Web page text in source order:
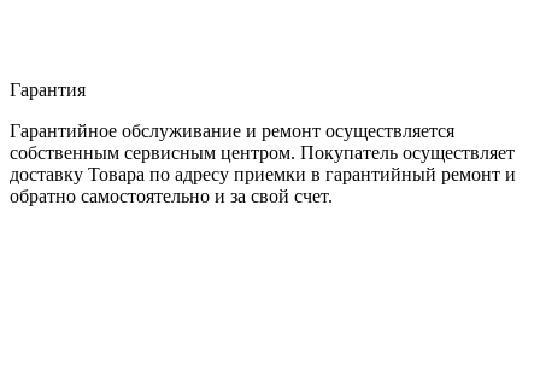
Гарантия
Гарантийное обслуживание и ремонт осуществляется
собственным сервисным центром. Покупатель осуществляет
доставку Товара по адресу приемки в гарантийный ремонт и
обратно самостоятельно и за свой счет.